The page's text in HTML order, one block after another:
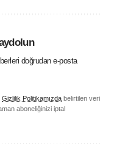
doğrudan e-posta
Gizlilik Politikamızda belirtilen veri
aboneliğinizi iptal